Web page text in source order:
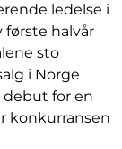
ledelse i
halvår
sto
i Norge
debut for en
konkurransen